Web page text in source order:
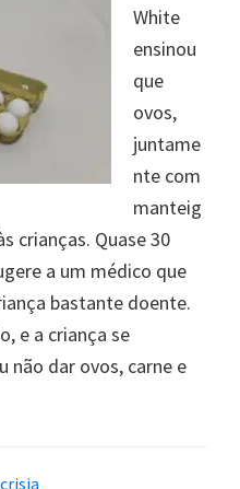
White
ensinou
que
ovos,
juntame
nte com
manteig
crianças. Quase 30
a um médico que
bastante doente.
e a criança se
não dar ovos, carne e